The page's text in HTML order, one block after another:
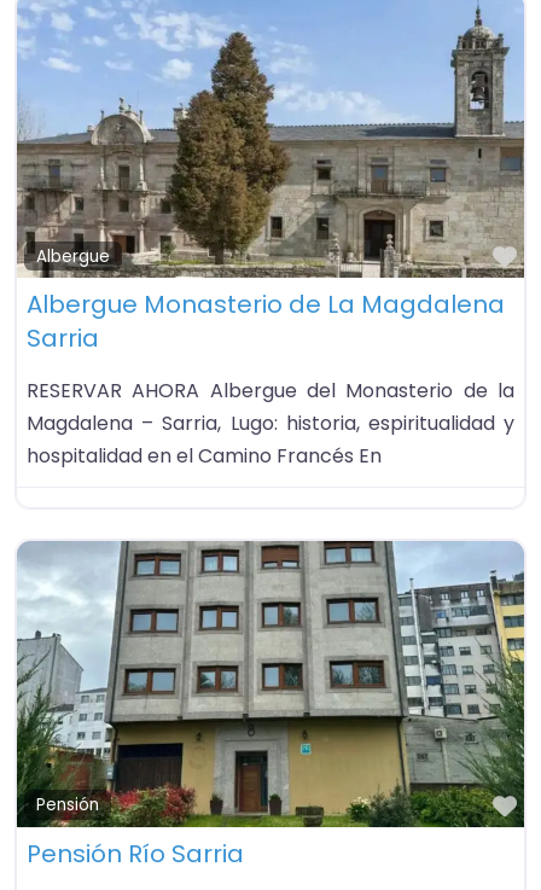
Albergue
Albergue Monasterio de La Magdalena
Sarria
RESERVAR AHORA Albergue del Monasterio de la
Magdalena – Sarria, Lugo: historia, espiritualidad y
hospitalidad en el Camino Francés En
Pensión
Pensión Río Sarria